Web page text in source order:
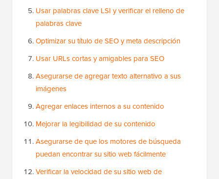
Usar palabras clave LSI y verificar el relleno de
palabras clave
Optimizar su título de SEO y meta descripción
Usar URLs cortas y amigables para SEO
Asegurarse de agregar texto alternativo a sus
imágenes
Agregar enlaces internos a su contenido
Mejorar la legibilidad de su contenido
Asegurarse de que los motores de búsqueda
puedan encontrar su sitio web fácilmente
Verificar la velocidad de su sitio web de